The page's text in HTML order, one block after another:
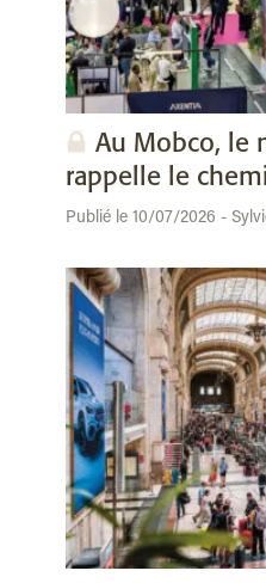
Au Mobco, le
rappelle le
Publié le 10/07/2026 -